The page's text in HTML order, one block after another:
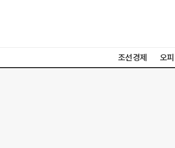
조선경제 오